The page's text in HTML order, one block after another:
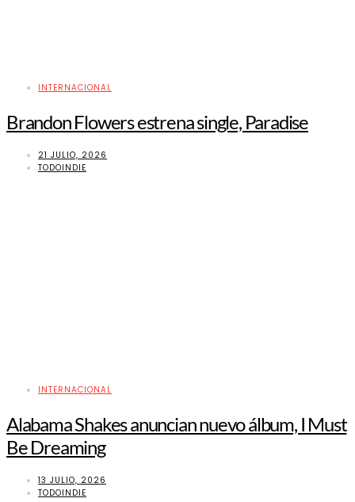
INTERNACIONAL
Brandon Flowers estrena single, Paradise
21 JULIO, 2026
TODOINDIE
INTERNACIONAL
Alabama Shakes anuncian nuevo álbum, I Must
Be Dreaming
13 JULIO, 2026
TODOINDIE